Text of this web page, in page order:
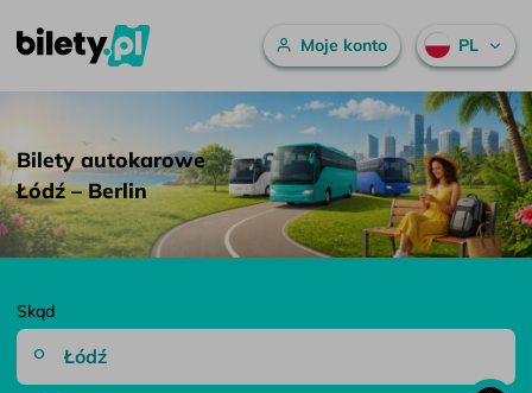
Przejdź do treści
Bilety autokarowe Łódź – Berlin – bilety.pl
Menu główne
Moje konto PL
Bilety autokarowe
Łódź – Berlin
Skąd